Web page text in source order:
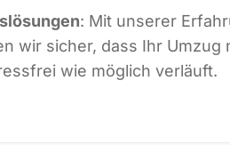
: Mit unserer
wir sicher, dass Ihr Umzug
wie möglich verläuft.